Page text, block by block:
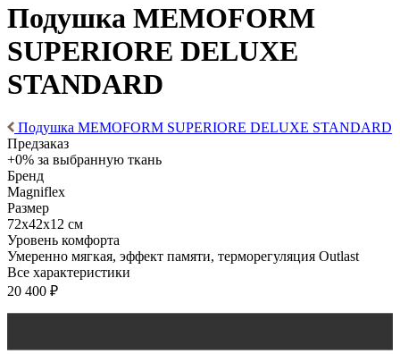
Подушка MEMOFORM
SUPERIORE DELUXE
STANDARD
Подушка MEMOFORM SUPERIORE DELUXE STANDARD
Предзаказ
+0% за выбранную ткань
Бренд
Magniflex
Размер
72x42x12 см
Уровень комфорта
Умеренно мягкая, эффект памяти, терморегуляция Outlast
Все характеристики
20 400 ₽